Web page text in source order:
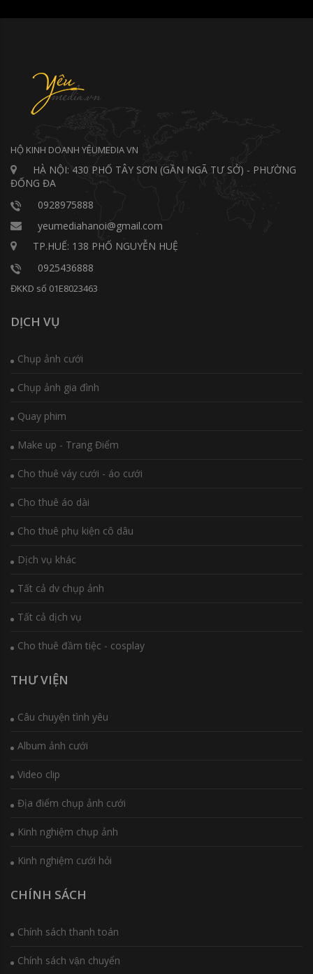
HỘ KINH DOANH YÊUMEDIA VN
HÀ NỘI: 430 PHỐ TÂY SƠN (GẦN NGÃ TƯ SỞ) - PHƯỜNG
ĐỐNG ĐA
0928975888
yeumediahanoi@gmail.com
TP.HUẾ: 138 PHỐ NGUYỄN HUỆ
0925436888
ĐKKD số 01E8023463
DỊCH VỤ
Chụp ảnh cưới
Chụp ảnh gia đình
Quay phim
Make up - Trang Điểm
Cho thuê váy cưới - áo cưới
Cho thuê áo dài
Cho thuê phụ kiện cô dâu
Dịch vụ khác
Tất cả dv chụp ảnh
Tất cả dịch vụ
Cho thuê đầm tiệc - cosplay
THƯ VIỆN
Câu chuyện tình yêu
Album ảnh cưới
Video clip
Địa điểm chụp ảnh cưới
Kinh nghiệm chụp ảnh
Kinh nghiệm cưới hỏi
CHÍNH SÁCH
Chính sách thanh toán
Chính sách vận chuyển